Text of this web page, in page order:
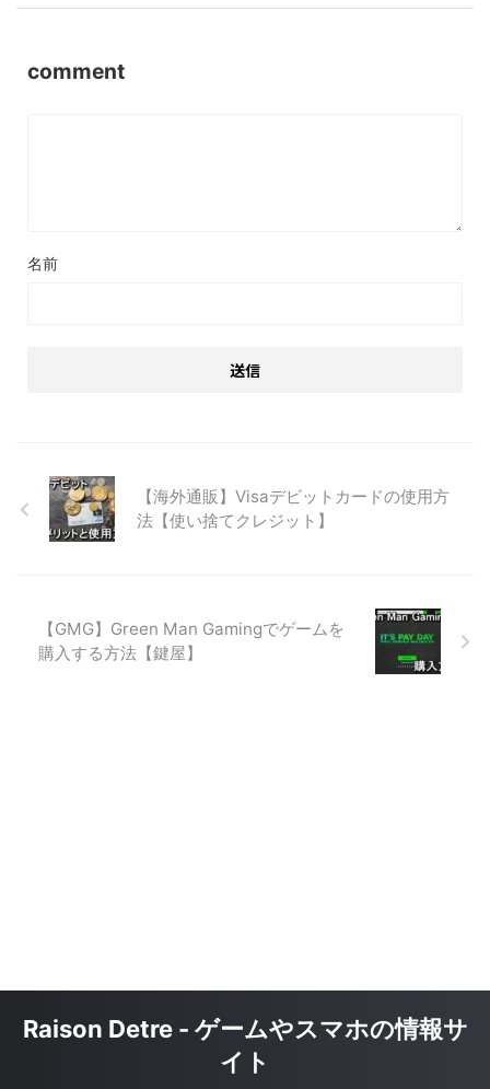
comment
名前
【海外通販】Visaデビットカードの使用方
法【使い捨てクレジット】
【GMG】Green Man Gamingでゲームを
購入する方法【鍵屋】
Raison Detre - ゲームやスマホの情報サ
イト